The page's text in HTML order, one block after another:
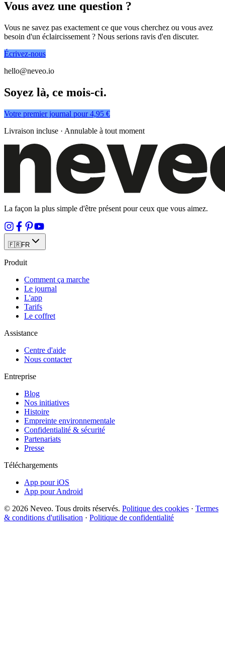
Vous avez une question ?
Vous ne savez pas exactement ce que vous cherchez ou vous avez
besoin d'un éclaircissement ? Nous serions ravis d'en discuter.
Écrivez-nous
hello@neveo.io
Soyez là, ce mois-ci.
Votre premier journal pour 4,95 €
Livraison incluse · Annulable à tout moment
La façon la plus simple d'être présent pour ceux que vous aimez.
🇫🇷FR
Produit
Comment ça marche
Le journal
L'app
Tarifs
Le coffret
Assistance
Centre d'aide
Nous contacter
Entreprise
Blog
Nos initiatives
Histoire
Empreinte environnementale
Confidentialité & sécurité
Partenariats
Presse
Téléchargements
App pour iOS
App pour Android
© 2026 Neveo. Tous droits réservés. Politique des cookies · Termes
& conditions d'utilisation · Politique de confidentialité